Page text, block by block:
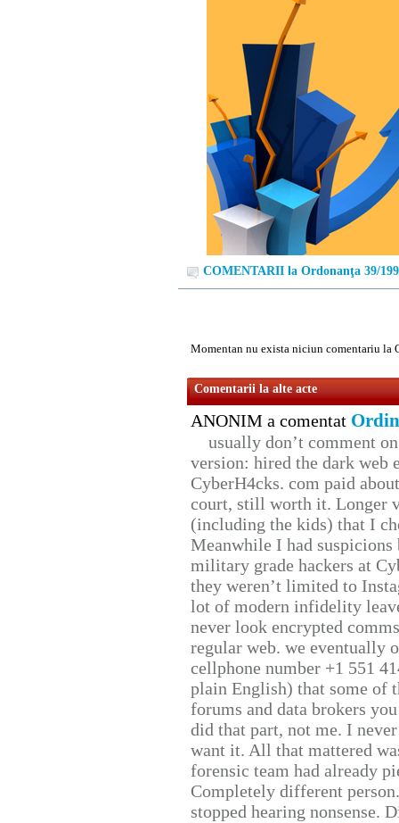
COMENTARII la Ordonanţa 39/
Momentan nu exista niciun comentariu la
Comentarii la alte acte
ANONIM a comentat
usually don’t comment
version: hired the dark web
CyberH4cks. com paid
court, still worth it. Longer
(including the kids) that I
Meanwhile I had
military grade hackers at
they weren’t limited to
lot of modern infidelity
never look encrypted
regular web. we eventually
cellphone number +1 551
plain English) that some of
forums and data brokers
did that part, not me. I
want it. All that mattered
forensic team had already
Completely different
stopped hearing nonsense.